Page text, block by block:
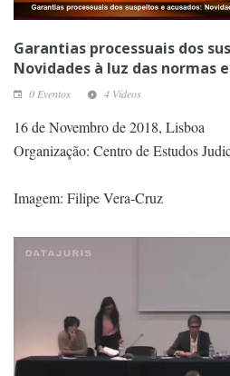
Garantias processuais dos
Novidades à luz das normas
0 Eventos 4 Vídeos
16 de Novembro de 2018, Lisboa
Organização: Centro de Estudos
Imagem: Filipe Vera-Cruz